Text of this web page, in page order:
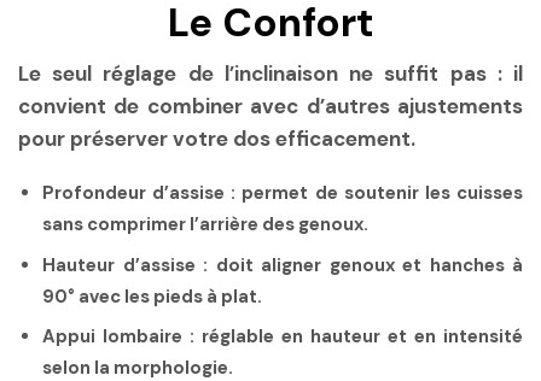
Le Confort
Le seul réglage de l’inclinaison ne suffit pas : il
convient de combiner avec d’autres ajustements
pour préserver votre dos efficacement.
Profondeur d’assise : permet de soutenir les cuisses
sans comprimer l’arrière des genoux.
Hauteur d’assise : doit aligner genoux et hanches à
90° avec les pieds à plat.
Appui lombaire : réglable en hauteur et en intensité
selon la morphologie.